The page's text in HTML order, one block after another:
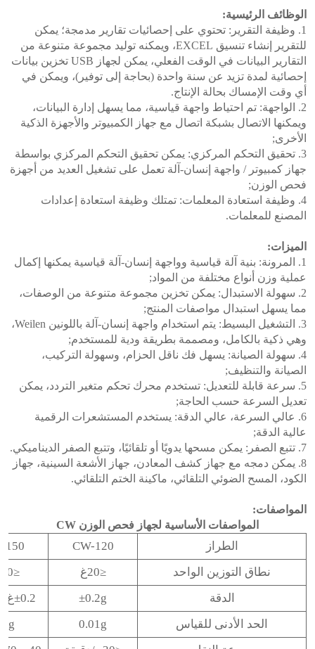
الوظائف الرئيسية:
1. وظيفة التقرير: تحتوي على إحصائيات تقارير مدمجة؛ يمكن
للتقرير إنشاء تنسيق EXCEL، ويمكنه توليد مجموعة متنوعة من
التقارير البيانات في الوقت الفعلي، يمكن لجهاز USB تخزين بيانات
إحصائية لمدة تزيد عن سنة واحدة (بحاجة إلى توفير)، ويمكن في
أي وقت الإمساك بحالة الإنتاج.
2. الواجهة: تم احتياط واجهة قياسية، مما يسهل إدارة البيانات،
ويمكنها الاتصال بشبكة اتصال مع جهاز الكمبيوتر والأجهزة الذكية
الأخرى;
3. تحقيق التحكم المركزي: يمكن تحقيق التحكم المركزي بواسطة
جهاز كمبيوتر / واجهة إنسان-آلة تعمل على تشغيل العديد من أجهزة
فحص الوزن;
4. وظيفة استعادة المعلمات: تمتلك وظيفة استعادة إعدادات
المصنع للمعلمات.
الميزات:
1. المرونة: بنية آلة قياسية وواجهة إنسان-آلة قياسية يمكنها إكمال
عملية وزن أنواع مختلفة من المواد;
2. سهولة الاستبدال: يمكن تخزين مجموعة متنوعة من الوصفات،
مما يسهل استبدال مواصفات المنتج;
3. التشغيل البسيط: يتم استخدام واجهة إنسان-آلة باللونين Weilen،
وهي ذكية بالكامل، ومصممة بطريقة ودية للمستخدم;
4. سهولة الصيانة: يسهل فك ناقل الحزام، وسهولة التركيب،
الصيانة والتنظيف;
5. سرعة قابلة للتعديل: تستخدم محرك تحكم متغير التردد، يمكن
تعديل السرعة حسب الحاجة;
6. عالي السرعة، عالي الدقة: يستخدم المستشعرات الرقمية
عالية الدقة;
7. تتبع الصفر: يمكن مسحها يدويًا أو تلقائيًا، وتتبع الصفر الديناميكي.
8. يمكن دمجه مع جهاز كشف المعادن، جهاز الأشعة السينية، جهاز
الكود، المسح الضوئي التلقائي، ماكينة الختم التلقائي.
المواصفات:
المواصفات الأساسية لجهاز فحص الوزن CW
الطراز CW-120
150
نطاق التوزين الواحد
≤20غ
≤200غ
الدقة
±0.2g
±0.2غ~±0.5غ
الحد الأدنى للقياس
0.01g